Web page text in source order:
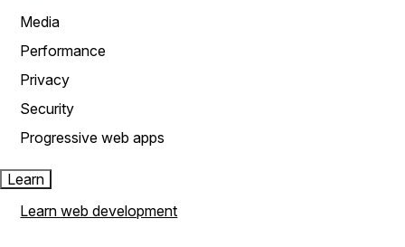
Media
Performance
Privacy
Security
Progressive web apps
Learn
Learn web development